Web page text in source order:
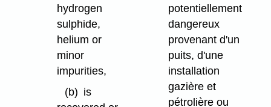
hydrogen
sulphide,
helium or
minor
impurities,
(b) is
potentiellement
dangereux
provenant d'un
puits, d'une
installation
gazière et
pétrolière ou